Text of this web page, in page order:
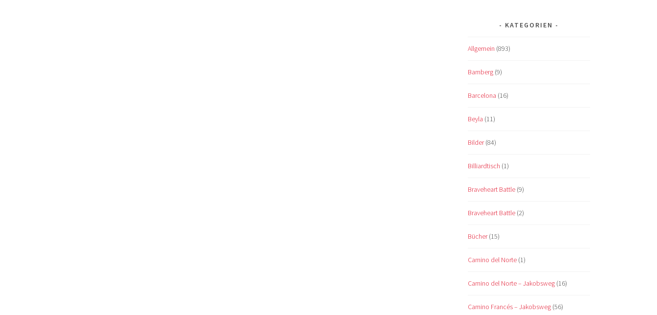
KATEGORIEN
Allgemein (893)
Bamberg (9)
Barcelona (16)
Beyla (11)
Bilder(84)
Billiardtisch (1)
Braveheart Battle (9)
Braveheart Battle (2)
Bücher(15)
Camino del Norte (1)
Camino del Norte – Jakobsweg (16)
Camino Francés – Jakobsweg (56)